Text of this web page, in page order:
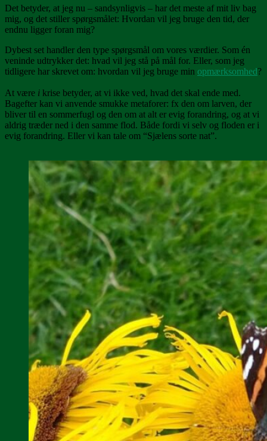
Det betyder, at jeg nu – sandsynligvis – har det meste af mit liv bag
mig, og det stiller spørgsmålet: Hvordan vil jeg bruge den tid, der
endnu ligger foran mig?
Dybest set handler den type spørgsmål om vores værdier. Som én
veninde udtrykker det: hvad vil jeg stå på mål for. Eller, som jeg
tidligere har skrevet om: hvordan vil jeg bruge min opmærksomhed?
At være i krise betyder, at vi ikke ved, hvad det skal ende med.
Bagefter kan vi anvende smukke metaforer: fx den om larven, der
bliver til en sommerfugl og den om at alt er evig forandring, og at vi
aldrig træder ned i den samme flod. Både fordi vi selv og floden er i
evig forandring. Eller vi kan tale om “Sjælens sorte nat”.